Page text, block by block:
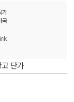
가
국
단가